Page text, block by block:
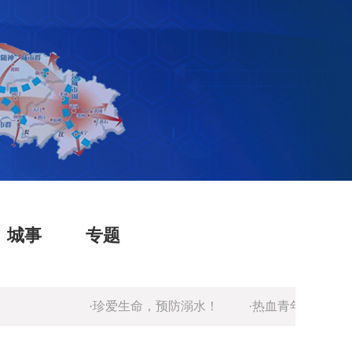
城事 专题
·珍爱生命，预防溺水！ ·热血青年报国志，强军